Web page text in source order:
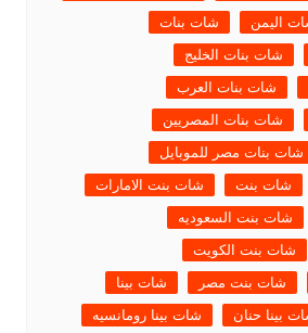
اليمن
شات بنات
شات بنات الخليج
شات بنات العرب
شات بنات المصريين
شات بنات مصر للموبايل
شات بنت
شات بنت الامارات
شات بنت السعوديه
شات بنت الكويت
شات بنت مصر
شات بينا
بينا حنان
شات بينا رومانسيه